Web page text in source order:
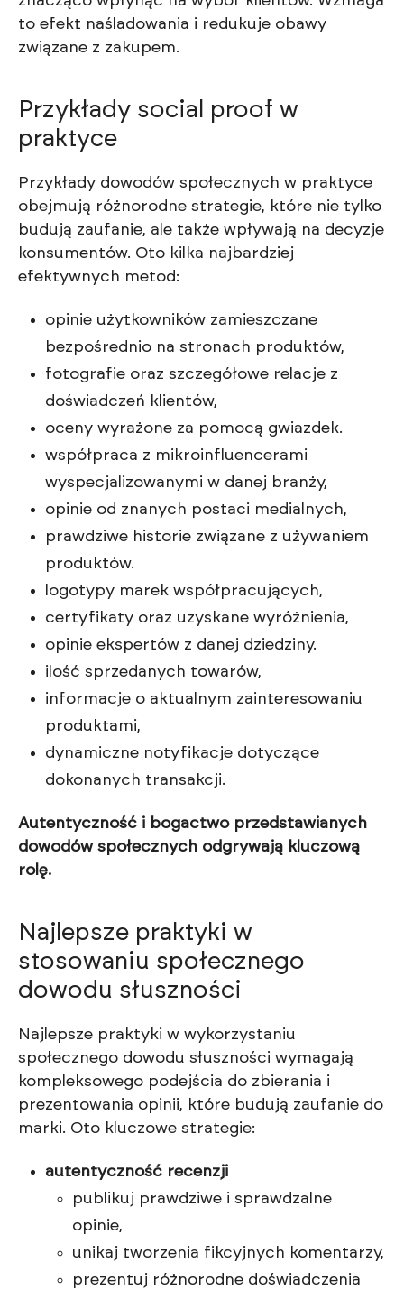
to efekt naśladowania i redukuje obawy
związane z zakupem.
Przykłady social proof w
praktyce
Przykłady dowodów społecznych w praktyce
obejmują różnorodne strategie, które nie tylko
budują zaufanie, ale także wpływają na decyzje
konsumentów. Oto kilka najbardziej
efektywnych metod:
opinie użytkowników zamieszczane
bezpośrednio na stronach produktów,
fotografie oraz szczegółowe relacje z
doświadczeń klientów,
oceny wyrażone za pomocą gwiazdek.
współpraca z mikroinfluencerami
wyspecjalizowanymi w danej branży,
opinie od znanych postaci medialnych,
prawdziwe historie związane z używaniem
produktów.
logotypy marek współpracujących,
certyfikaty oraz uzyskane wyróżnienia,
opinie ekspertów z danej dziedziny.
ilość sprzedanych towarów,
informacje o aktualnym zainteresowaniu
produktami,
dynamiczne notyfikacje dotyczące
dokonanych transakcji.
Autentyczność i bogactwo przedstawianych
dowodów społecznych odgrywają kluczową
rolę.
Najlepsze praktyki w
stosowaniu społecznego
dowodu słuszności
Najlepsze praktyki w wykorzystaniu
społecznego dowodu słuszności wymagają
kompleksowego podejścia do zbierania i
prezentowania opinii, które budują zaufanie do
marki. Oto kluczowe strategie:
autentyczność recenzji
publikuj prawdziwe i sprawdzalne
opinie,
unikaj tworzenia fikcyjnych komentarzy,
prezentuj różnorodne doświadczenia